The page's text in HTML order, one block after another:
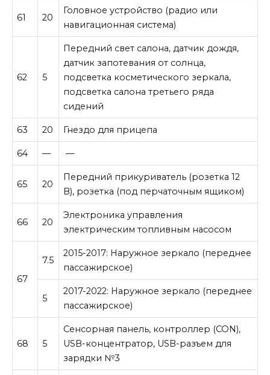
61 20
Головное устройство (радио или
навигационная система)
62 5
Передний свет салона, датчик дождя,
датчик запотевания от солнца,
подсветка косметического зеркала,
подсветка салона третьего ряда
сидений
63 20 Гнездо для прицепа
64 — —
65 20
Передний прикуриватель (розетка 12
В), розетка (под перчаточным ящиком)
66 20
Электроника управления
электрическим топливным насосом
67
7.5
2015-2017: Наружное зеркало (переднее
пассажирское)
5
2017-2022: Наружное зеркало (переднее
пассажирское)
68 5
Сенсорная панель, контроллер (CON),
USB-концентратор, USB-разъем для
зарядки №3